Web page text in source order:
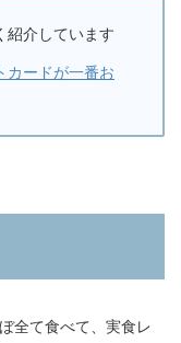
介しています
カードが一番お
全て食べて、実食レ